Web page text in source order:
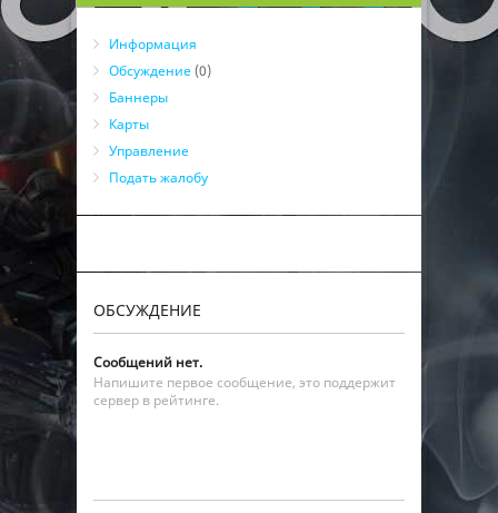
Информация
Обсуждение (0)
Баннеры
Карты
Управление
Подать жалобу
ОБСУЖДЕНИЕ
Сообщений нет.
Напишите первое сообщение, это поддержит
сервер в рейтинге.